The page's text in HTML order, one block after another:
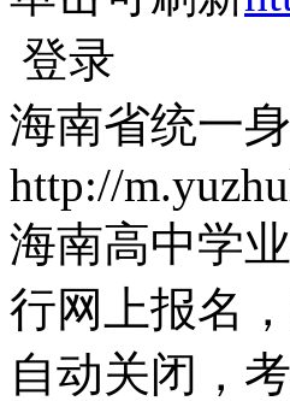
登录
海南省统一
http://
海南高中学
行网上报名
自动关闭，